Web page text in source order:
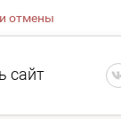
отмены
сайт